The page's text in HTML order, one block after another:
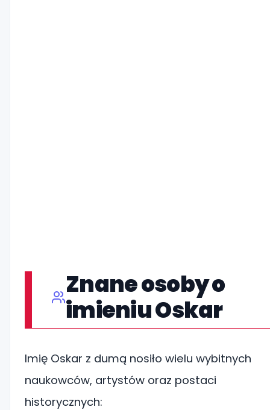
Znane osoby o
imieniu Oskar
Imię Oskar z dumą nosiło wielu wybitnych
naukowców, artystów oraz postaci
historycznych: